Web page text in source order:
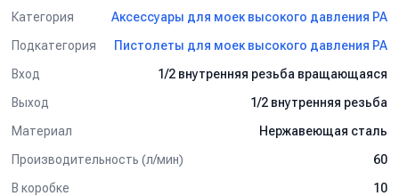
Категория
Аксессуары для моек высокого давления PA
Подкатегория
Пистолеты для моек высокого давления PA
Вход
1/2 внутренняя резьба вращающаяся
Выход
1/2 внутренняя резьба
Материал
Нержавеющая сталь
Производительность (л/мин)
60
В коробке
10